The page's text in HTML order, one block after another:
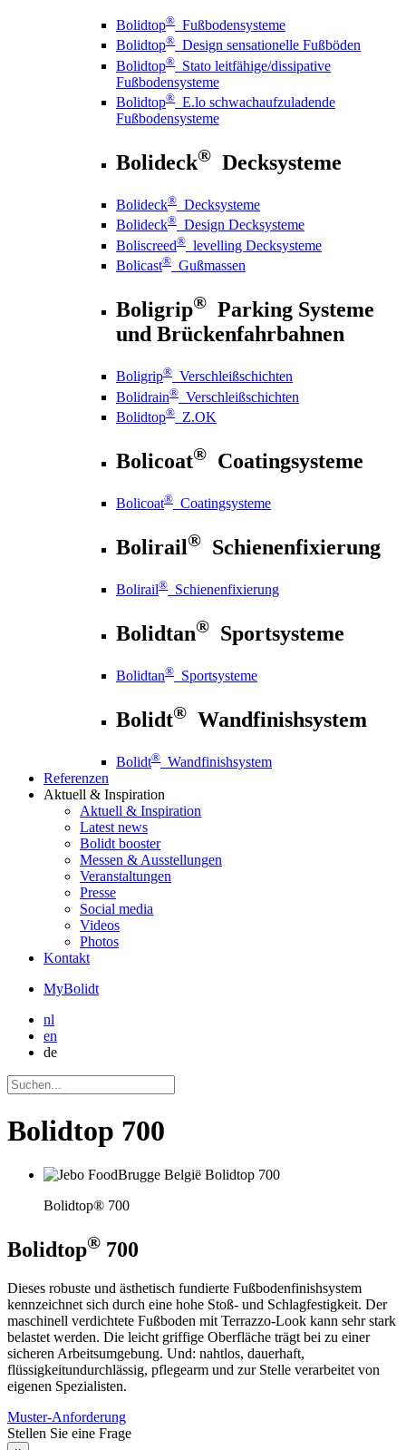
Bolidtop® Fußbodensysteme
Bolidtop® Design sensationelle Fußböden
Bolidtop® Stato leitfähige/dissipative
Fußbodensysteme
Bolidtop® E.lo schwachaufzuladende
Fußbodensysteme
Bolideck® Decksysteme
Bolideck® Decksysteme
Bolideck® Design Decksysteme
Boliscreed® levelling Decksysteme
Bolicast® Gußmassen
Boligrip® Parking Systeme
und Brückenfahrbahnen
Boligrip® Verschleißschichten
Bolidrain® Verschleißschichten
Bolidtop® Z.OK
Bolicoat® Coatingsysteme
Bolicoat® Coatingsysteme
Bolirail® Schienenfixierung
Bolirail® Schienenfixierung
Bolidtan® Sportsysteme
Bolidtan® Sportsysteme
Bolidt® Wandfinishsystem
Bolidt® Wandfinishsystem
Referenzen
Aktuell & Inspiration
Aktuell & Inspiration
Latest news
Bolidt booster
Messen & Ausstellungen
Veranstaltungen
Presse
Social media
Videos
Photos
Kontakt
MyBolidt
nl
en
de
Bolidtop 700
Bolidtop® 700
Bolidtop® 700
Dieses robuste und ästhetisch fundierte Fußbodenfinishsystem
kennzeichnet sich durch eine hohe Stoß- und Schlagfestigkeit. Der
maschinell verdichtete Fußboden mit Terrazzo-Look kann sehr stark
belastet werden. Die leicht griffige Oberfläche trägt bei zu einer
sicheren Arbeitsumgebung. Und: nahtlos, dauerhaft,
flüssigkeitundurchlässig, pflegearm und zur Stelle verarbeitet von
eigenen Spezialisten.
Muster-Anforderung
Stellen Sie eine Frage